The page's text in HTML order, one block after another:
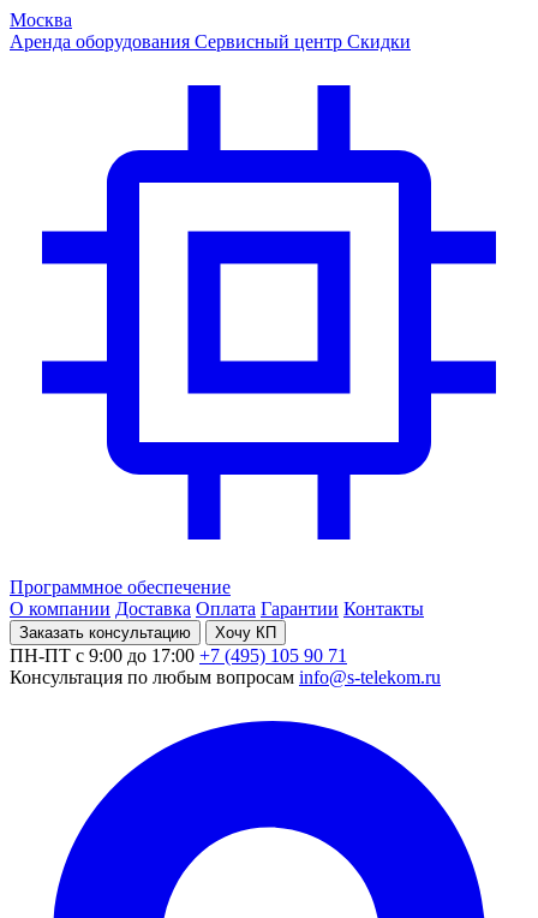
Москва
Аренда оборудования Сервисный центр Скидки
Программное обеспечение
О компании Доставка Оплата Гарантии Контакты
Заказать консультацию Хочу КП
ПН-ПТ с 9:00 до 17:00 +7 (495) 105 90 71
Консультация по любым вопросам info@s-telekom.ru